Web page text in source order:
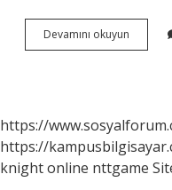
Devamını okuyun
Hangi
https://
https://
knight online nttgame